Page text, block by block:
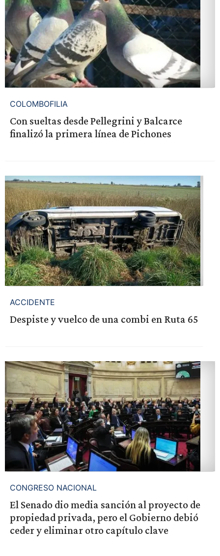
COLOMBOFILIA
Con sueltas desde Pellegrini y Balcarce
finalizó la primera línea de Pichones
ACCIDENTE
Despiste y vuelco de una combi en Ruta 65
CONGRESO NACIONAL
El Senado dio media sanción al proyecto de
propiedad privada, pero el Gobierno debió
ceder y eliminar otro capítulo clave